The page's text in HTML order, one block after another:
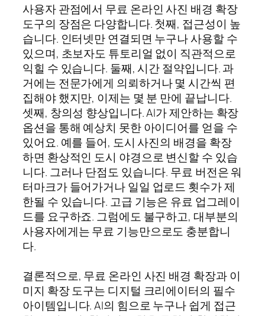
사용자 관점에서 무료 온라인 사진 배경 확장
도구의 장점은 다양합니다. 첫째, 접근성이 높
습니다. 인터넷만 연결되면 누구나 사용할 수
있으며, 초보자도 튜토리얼 없이 직관적으로
익힐 수 있습니다. 둘째, 시간 절약입니다. 과
거에는 전문가에게 의뢰하거나 몇 시간씩 편
집해야 했지만, 이제는 몇 분 만에 끝납니다.
셋째, 창의성 향상입니다. AI가 제안하는 확장
옵션을 통해 예상치 못한 아이디어를 얻을 수
있어요. 예를 들어, 도시 사진의 배경을 확장
하면 환상적인 도시 야경으로 변신할 수 있습
니다. 그러나 단점도 있습니다. 무료 버전은 워
터마크가 들어가거나 일일 업로드 횟수가 제
한될 수 있습니다. 고급 기능은 유료 업그레이
드를 요구하죠. 그럼에도 불구하고, 대부분의
사용자에게는 무료 기능만으로도 충분합니
다.
결론적으로, 무료 온라인 사진 배경 확장과 이
미지 확장 도구는 디지털 크리에이터의 필수
아이템입니다. AI의 힘으로 누구나 쉽게 접근